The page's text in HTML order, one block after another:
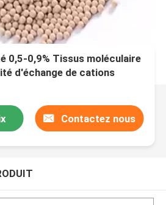
0,5-0,9% Tissus moléculaire
d'échange de cations
Contactez nous